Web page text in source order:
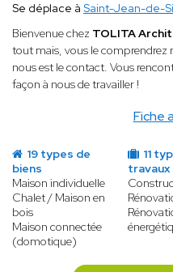
Fiche
Se déplace à Saint-Jean-de-
Bienvenue chez TOLITA
tout mais, vous le
nous est le contact. Vous
façon à nous de travailler !
19 types de
biens
Maison individuelle
Chalet / Maison en
bois
Maison connectée
(domotique)
11
travaux